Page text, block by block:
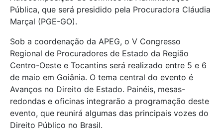
Pública, que será presidido pela Procuradora Cláudia
Marçal (PGE-GO).
Sob a coordenação da APEG, o V Congresso
Regional de Procuradores de Estado da Região
Centro-Oeste e Tocantins será realizado entre 5 e 6
de maio em Goiânia. O tema central do evento é
Avanços no Direito de Estado. Painéis, mesas-
redondas e oficinas integrarão a programação deste
evento, que reunirá algumas das principais vozes do
Direito Público no Brasil.